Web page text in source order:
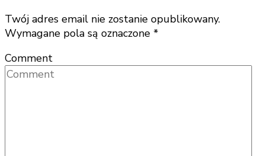
Twój adres email nie zostanie opublikowany.
Wymagane pola są oznaczone *
Comment